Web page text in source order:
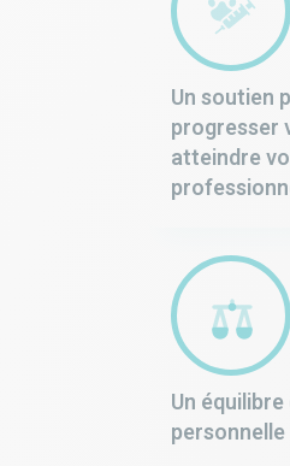
Un soutien
progresser
atteindre
Un